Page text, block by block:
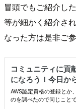
冒頭でもご紹介し
等が細かく紹介さ
なった方は是非ご